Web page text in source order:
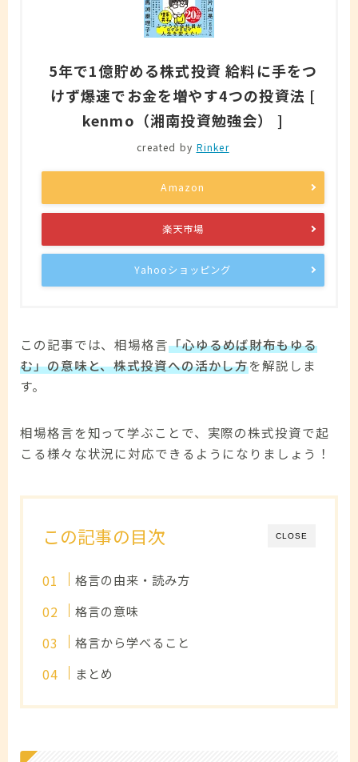
5年で1億貯める株式投資 給料に手をつ
けず爆速でお金を増やす4つの投資法 [
kenmo（湘南投資勉強会） ]
created by Rinker
Amazon
楽天市場
Yahooショッピング
この記事では、相場格言「心ゆるめば財布もゆる
む」の意味と、株式投資への活かし方を解説しま
す。
相場格言を知って学ぶことで、実際の株式投資で起
こる様々な状況に対応できるようになりましょう！
CLOSE
この記事の目次
格言の由来・読み方
格言の意味
格言から学べること
まとめ